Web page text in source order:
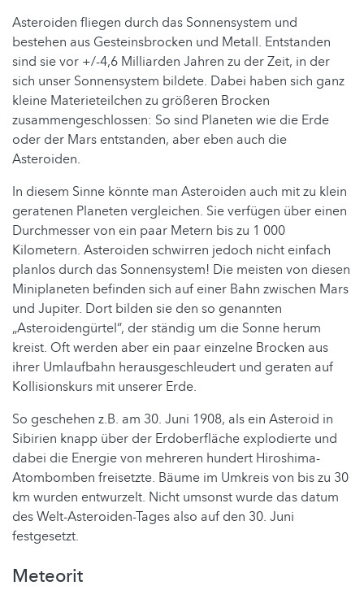
Asteroiden fliegen durch das Sonnensystem und
bestehen aus Gesteinsbrocken und Metall. Entstanden
sind sie vor +/-4,6 Milliarden Jahren zu der Zeit, in der
sich unser Sonnensystem bildete. Dabei haben sich ganz
kleine Materieteilchen zu größeren Brocken
zusammengeschlossen: So sind Planeten wie die Erde
oder der Mars entstanden, aber eben auch die
Asteroiden.
In diesem Sinne könnte man Asteroiden auch mit zu klein
geratenen Planeten vergleichen. Sie verfügen über einen
Durchmesser von ein paar Metern bis zu 1 000
Kilometern. Asteroiden schwirren jedoch nicht einfach
planlos durch das Sonnensystem! Die meisten von diesen
Miniplaneten befinden sich auf einer Bahn zwischen Mars
und Jupiter. Dort bilden sie den so genannten
„Asteroidengürtel“, der ständig um die Sonne herum
kreist. Oft werden aber ein paar einzelne Brocken aus
ihrer Umlaufbahn herausgeschleudert und geraten auf
Kollisionskurs mit unserer Erde.
So geschehen z.B. am 30. Juni 1908, als ein Asteroid in
Sibirien knapp über der Erdoberfläche explodierte und
dabei die Energie von mehreren hundert Hiroshima-
Atombomben freisetzte. Bäume im Umkreis von bis zu 30
km wurden entwurzelt. Nicht umsonst wurde das datum
des Welt-Asteroiden-Tages also auf den 30. Juni
festgesetzt.
Meteorit